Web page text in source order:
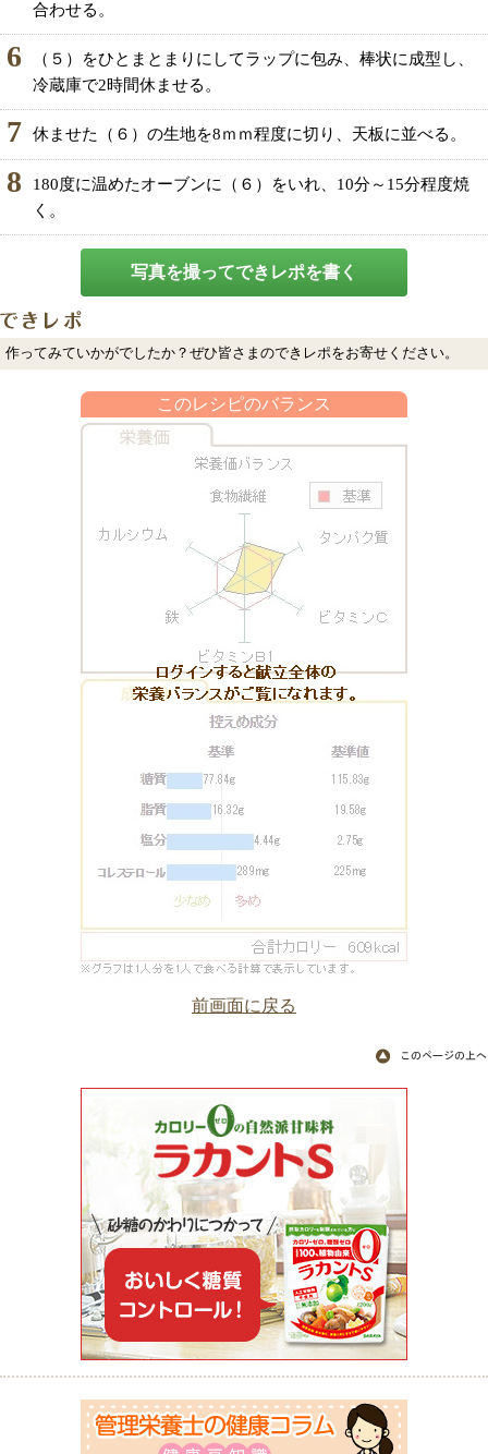
合わせる。
6
（５）をひとまとまりにしてラップに包み、棒状に成型し、
冷蔵庫で2時間休ませる。
7 休ませた（６）の生地を8ｍｍ程度に切り、天板に並べる。
8
180度に温めたオーブンに（６）をいれ、10分～15分程度焼
く。
写真を撮ってできレポを書く
作ってみていかがでしたか？ぜひ皆さまのできレポをお寄せください。
このレシピのバランス
前画面に戻る